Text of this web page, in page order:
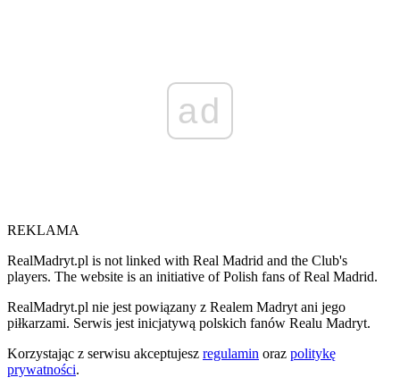
ad
REKLAMA
RealMadryt.pl is not linked with Real Madrid and the Club's
players. The website is an initiative of Polish fans of Real Madrid.
RealMadryt.pl nie jest powiązany z Realem Madryt ani jego
piłkarzami. Serwis jest inicjatywą polskich fanów Realu Madryt.
Korzystając z serwisu akceptujesz regulamin oraz politykę
prywatności.